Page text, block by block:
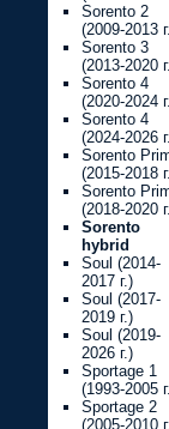
Sorento 2
(2009-2013
Sorento 3
(2013-2020
Sorento 4
(2020-2024
Sorento 4
(2024-2026
Sorento
(2015-2018
Sorento
(2018-2020
Sorento
hybrid
Soul (2014-
2017 г.)
Soul (2017-
2019 г.)
Soul (2019-
2026 г.)
Sportage 1
(1993-2005
Sportage 2
(2005-2010